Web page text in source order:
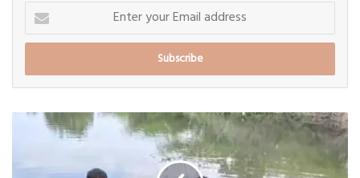
Enter
your
Email
बारामतीत
उपमुख्यमंत्री
पवार